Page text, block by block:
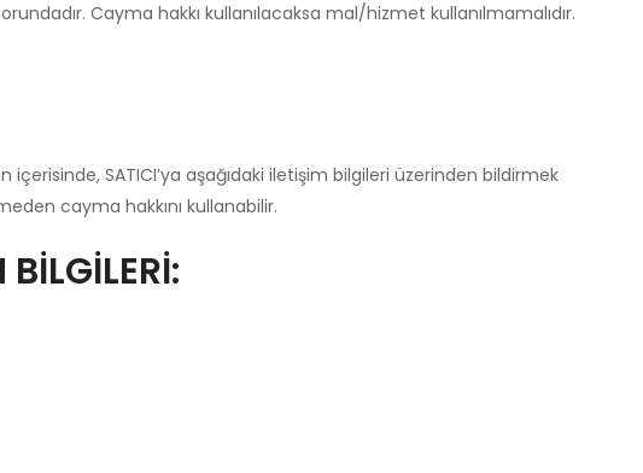
Cayma hakkı kullanılacaksa mal/hizmet kullanılmamalıdır.
SATICI’ya aşağıdaki iletişim bilgileri üzerinden bildirmek
cayma hakkını kullanabilir.